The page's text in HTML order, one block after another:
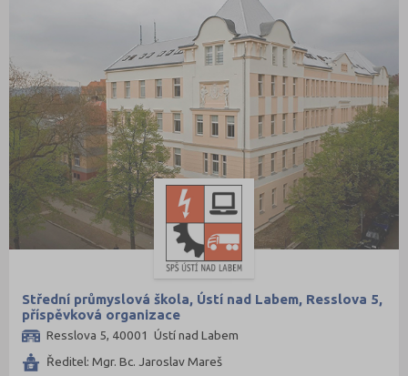
Střední průmyslová škola, Ústí nad Labem, Resslova 5,
příspěvková organizace
Resslova 5, 40001 Ústí nad Labem
Ředitel: Mgr. Bc. Jaroslav Mareš